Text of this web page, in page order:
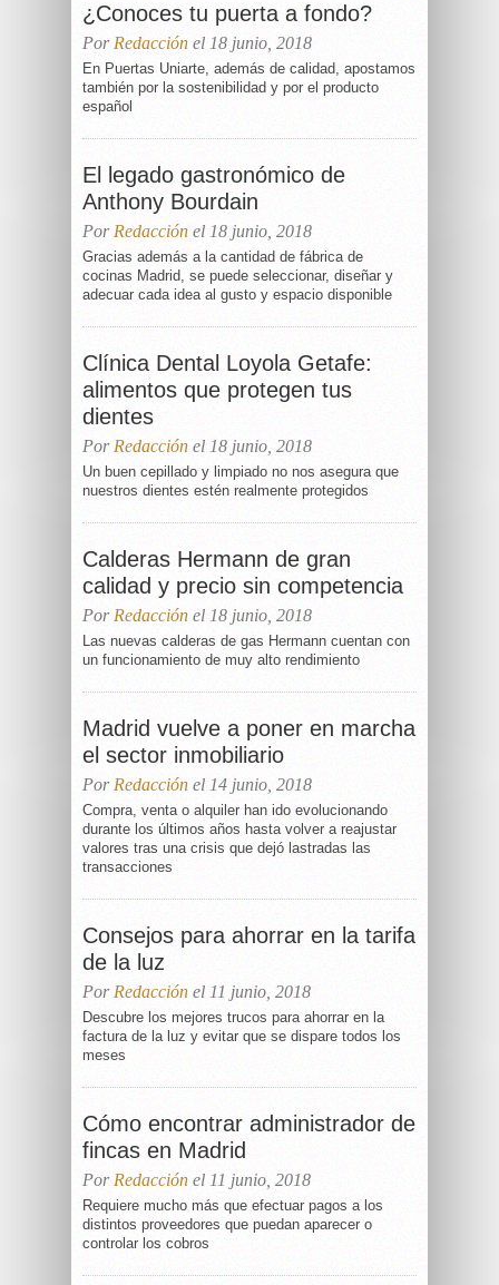
¿Conoces tu puerta a fondo?
Por Redacción el 18 junio, 2018
En Puertas Uniarte, además de calidad, apostamos
también por la sostenibilidad y por el producto
español
El legado gastronómico de
Anthony Bourdain
Por Redacción el 18 junio, 2018
Gracias además a la cantidad de fábrica de
cocinas Madrid, se puede seleccionar, diseñar y
adecuar cada idea al gusto y espacio disponible
Clínica Dental Loyola Getafe:
alimentos que protegen tus
dientes
Por Redacción el 18 junio, 2018
Un buen cepillado y limpiado no nos asegura que
nuestros dientes estén realmente protegidos
Calderas Hermann de gran
calidad y precio sin competencia
Por Redacción el 18 junio, 2018
Las nuevas calderas de gas Hermann cuentan con
un funcionamiento de muy alto rendimiento
Madrid vuelve a poner en marcha
el sector inmobiliario
Por Redacción el 14 junio, 2018
Compra, venta o alquiler han ido evolucionando
durante los últimos años hasta volver a reajustar
valores tras una crisis que dejó lastradas las
transacciones
Consejos para ahorrar en la tarifa
de la luz
Por Redacción el 11 junio, 2018
Descubre los mejores trucos para ahorrar en la
factura de la luz y evitar que se dispare todos los
meses
Cómo encontrar administrador de
fincas en Madrid
Por Redacción el 11 junio, 2018
Requiere mucho más que efectuar pagos a los
distintos proveedores que puedan aparecer o
controlar los cobros